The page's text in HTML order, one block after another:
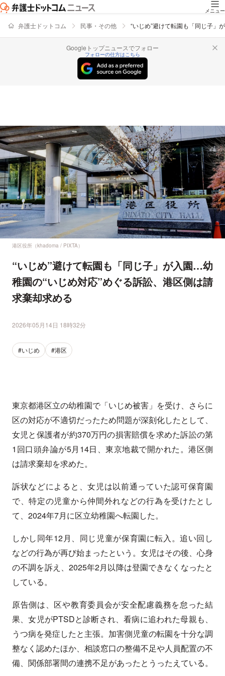
メニュー
弁護士ドットコム 民事・その他 “いじめ”避けて転園も「同じ子」
Googleトップニュースでフォロー
フォローの仕方はこちら
港区役所（khadoma / PIXTA）
“いじめ”避けて転園も「同じ子」が入園…幼
稚園の“いじめ対応”めぐる訴訟、港区側は請
求棄却求める
2026年05月14日 18時32分
#いじめ #港区
東京都港区立の幼稚園で「いじめ被害」を受け、さらに
区の対応が不適切だったため問題が深刻化したとして、
女児と保護者が約370万円の損害賠償を求めた訴訟の第
1回口頭弁論が5月14日、東京地裁で開かれた。港区側
は請求棄却を求めた。
訴状などによると、女児は以前通っていた認可保育園
で、特定の児童から仲間外れなどの行為を受けたとし
て、2024年7月に区立幼稚園へ転園した。
しかし同年12月、同じ児童が保育園に転入。追い回し
などの行為が再び始まったという。女児はその後、心身
の不調を訴え、2025年2月以降は登園できなくなったと
している。
原告側は、区や教育委員会が安全配慮義務を怠った結
果、女児がPTSDと診断され、看病に追われた母親も、
うつ病を発症したと主張。加害側児童の転園を十分な調
整なく認めたほか、相談窓口の整備不足や人員配置の不
備、関係部署間の連携不足があったとうったえている。